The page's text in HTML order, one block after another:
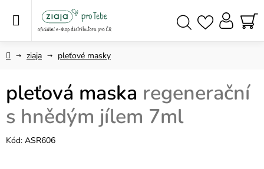
Domůziaja pleťové masky
pleťová maska regenerační
s hnědým jílem 7ml
Kód: ASR606